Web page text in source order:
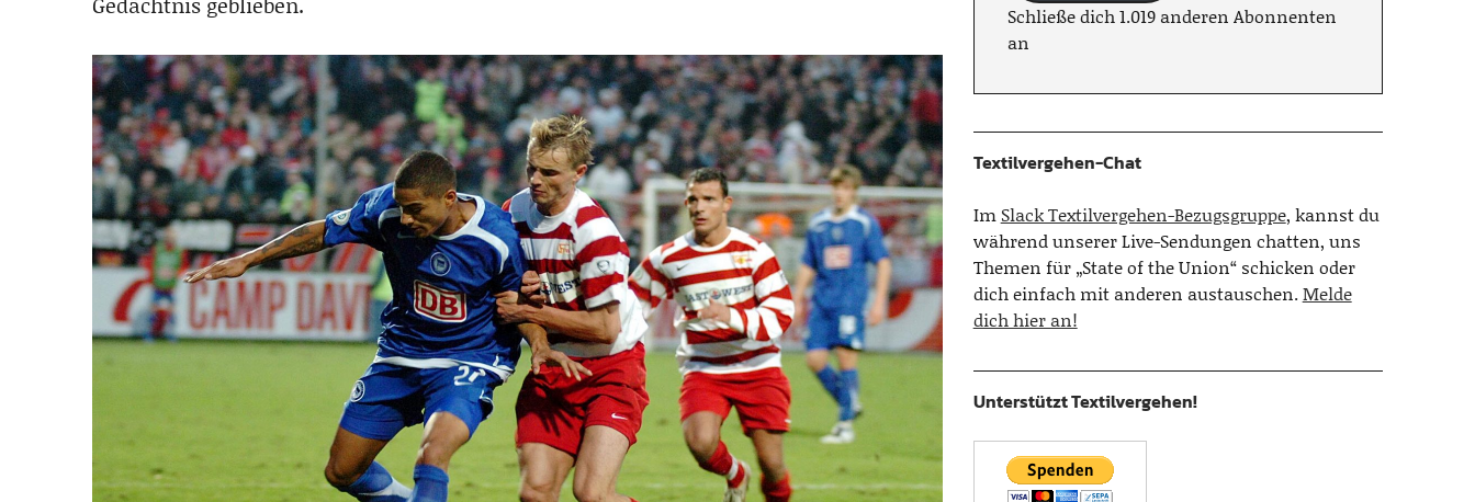
Schließe dich 1.019 anderen Abonnenten
an
Textilvergehen-Chat
Im Slack Textilvergehen-Bezugsgruppe, kannst du
während unserer Live-Sendungen chatten, uns
Themen für „State of the Union“ schicken oder
dich einfach mit anderen austauschen.Melde
dich hier an!
Unterstützt Textilvergehen!